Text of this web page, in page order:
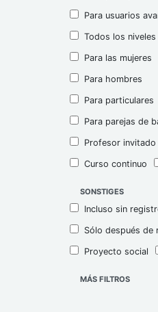
Para usuarios
Todos los niveles
Para las mujeres
Para hombres
Para particulares
Para parejas de
Profesor invitado
Curso continuo
SONSTIGES
Incluso sin
Sólo después de
Proyecto social
MÁS FILTROS